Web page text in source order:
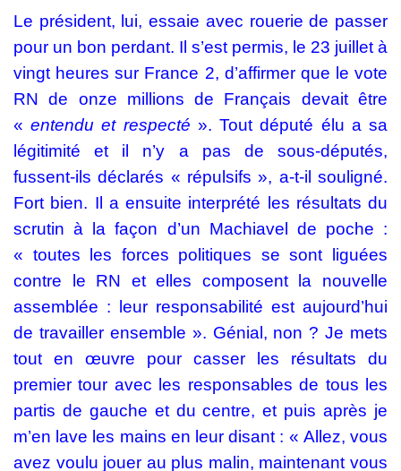
Le président, lui, essaie avec rouerie de passer
pour un bon perdant. Il s’est permis, le 23 juillet à
vingt heures sur France 2, d’affirmer que le vote
RN de onze millions de Français devait être
«entendu et respecté ». Tout député élu a sa
légitimité et il n’y a pas de sous-députés,
fussent-ils déclarés « répulsifs », a-t-il souligné.
Fort bien. Il a ensuite interprété les résultats du
scrutin à la façon d’un Machiavel de poche :
« toutes les forces politiques se sont liguées
contre le RN et elles composent la nouvelle
assemblée : leur responsabilité est aujourd’hui
de travailler ensemble ». Génial, non ? Je mets
tout en œuvre pour casser les résultats du
premier tour avec les responsables de tous les
partis de gauche et du centre, et puis après je
m’en lave les mains en leur disant : « Allez, vous
avez voulu jouer au plus malin, maintenant vous